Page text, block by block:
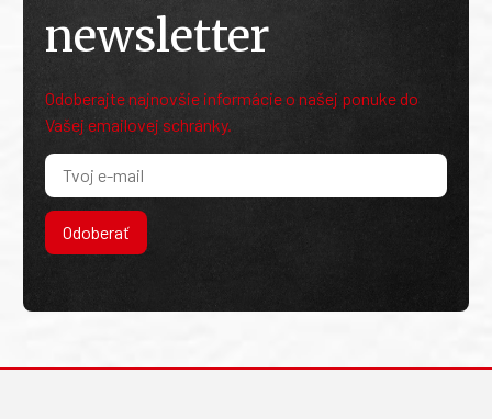
newsletter
Odoberajte najnovšie informácie o našej ponuke do
Vašej emailovej schránky.
Odoberať